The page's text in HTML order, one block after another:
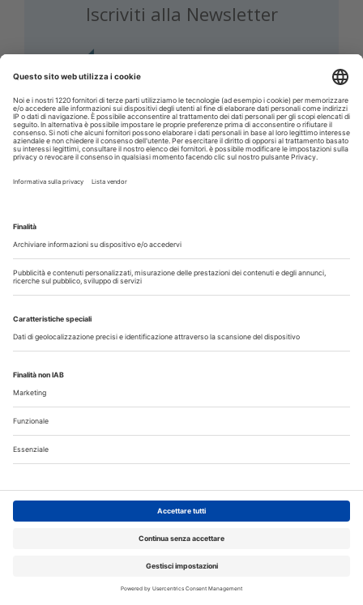
Iscriviti alla Newsletter
Iscriviti gratuitamente al servizio per ricevere la
nostra newsletter quotidiana con le notizie del
giorno. Oppure accedi al tuo account Medikey
Corsi ECM
DENTAL CADMOS 2026 - 2028 triennale 150
crediti ECM
crediti ECM
Crediti ECM:150 crediti